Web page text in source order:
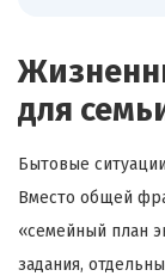
для
Бытовые
Вместо общей
«семейный план
задания,